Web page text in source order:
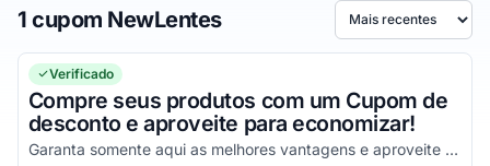
1 cupom NewLentes Ordenar por
Verificado
Compre seus produtos com um Cupom de
desconto e aproveite para economizar!
Garanta somente aqui as melhores vantagens e aproveite com descontos incríveis em todas as suas compras!